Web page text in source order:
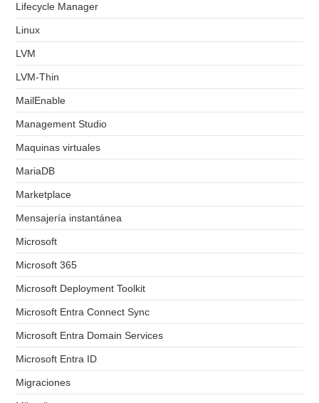
Lifecycle Manager
Linux
LVM
LVM-Thin
MailEnable
Management Studio
Maquinas virtuales
MariaDB
Marketplace
Mensajería instantánea
Microsoft
Microsoft 365
Microsoft Deployment Toolkit
Microsoft Entra Connect Sync
Microsoft Entra Domain Services
Microsoft Entra ID
Migraciones